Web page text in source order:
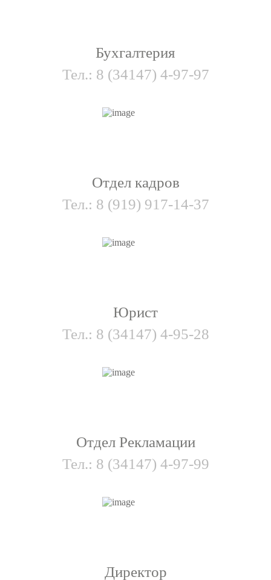
Бухгалтерия
Тел.: 8 (34147) 4-97-97
Отдел кадров
Тел.: 8 (919) 917-14-37
Юрист
Тел.: 8 (34147) 4-95-28
Отдел Рекламации
Тел.: 8 (34147) 4-97-99
Директор